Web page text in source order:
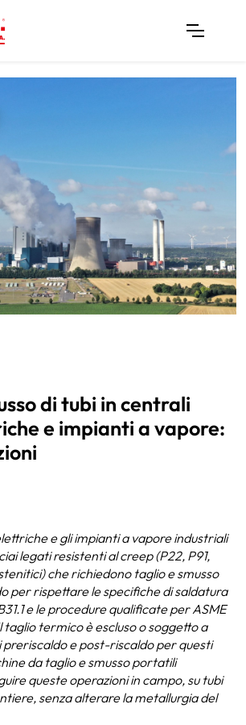
di tubi in centrali
e impianti a vapore:
e gli impianti a vapore industriali
legati resistenti al creep (P22, P91,
che richiedono taglio e smusso
per rispettare le specifiche di saldatura
e le procedure qualificate per ASME
taglio termico è escluso o soggetto a
e post-riscaldo per questi
da taglio e smusso portatili
queste operazioni in campo, su tubi
senza alterare la metallurgia del